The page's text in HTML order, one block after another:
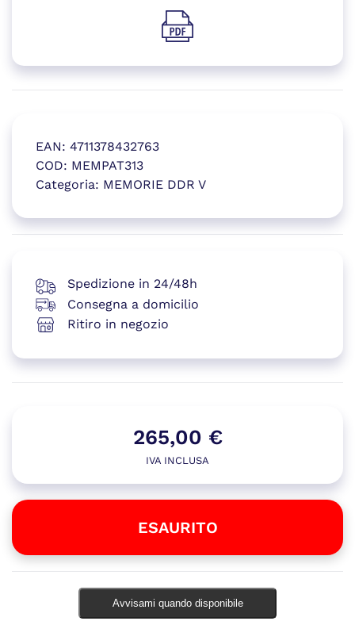
EAN: 4711378432763
COD: MEMPAT313
Categoria: MEMORIE DDR V
(si apre in una nuova
(si apre in una nuova
265,00 €
IVA INCLUSA
ESAURITO
Spedizione in 24/48h
Consegna a domicilio
Ritiro in negozio
Avvisami quando disponibile